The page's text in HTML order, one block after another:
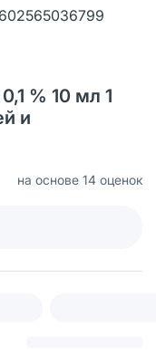
% 10 мл 1
и
на основе 14 оценок